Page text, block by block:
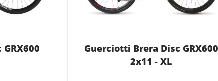
Guerciotti Brera Disc GRX600
2x11 - XL